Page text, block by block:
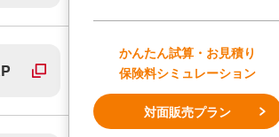
かんたん試算・お見積り
保険料シミュレーション
対面販売プラン